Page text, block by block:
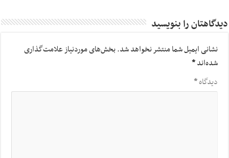
دیدگاهتان را بنویسید
نشانی ایمیل شما منتشر نخواهد شد.بخش‌های موردنیاز علامت‌گذاری
شده‌اند*
دیدگاه*